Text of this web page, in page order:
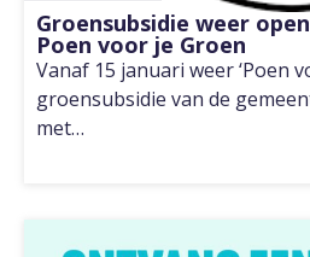
Groensubsidie weer
Poen voor je Groen
Vanaf 15 januari weer ‘Poen
groensubsidie van de
met…